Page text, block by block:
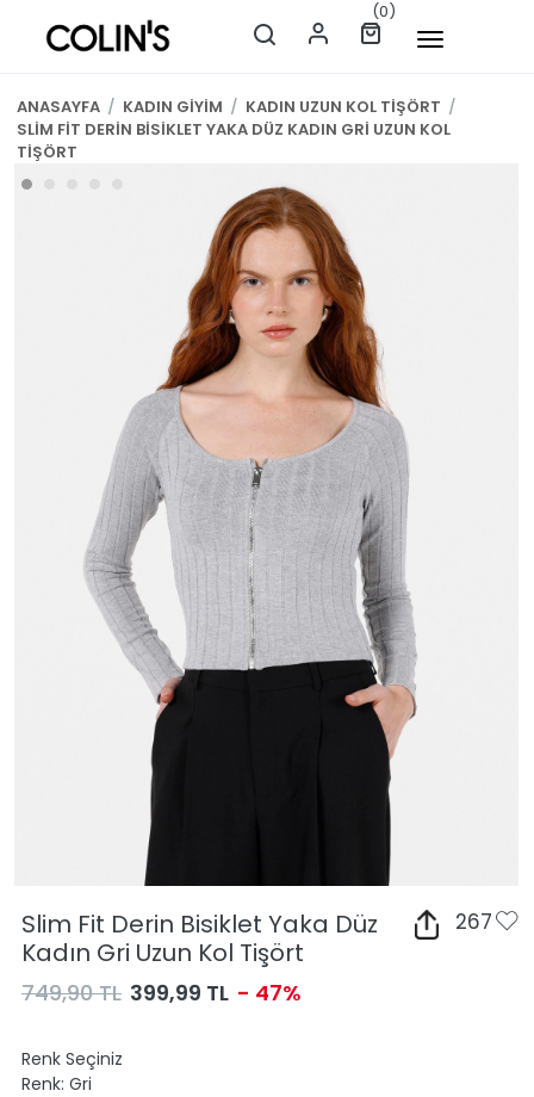
(0)
ANASAYFA / KADIN GİYİM / KADIN UZUN KOL TİŞÖRT /
SLİM FİT DERİN BİSİKLET YAKA DÜZ KADIN GRİ UZUN KOL
TİŞÖRT
Slim Fit Derin Bisiklet Yaka Düz
Kadın Gri Uzun Kol Tişört
267
749,90 TL 399,99 TL - 47%
Renk Seçiniz
Renk: Gri